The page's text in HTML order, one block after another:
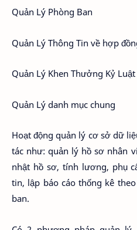
Quản Lý Phòng Ban
Quản Lý Thông Tin về hợp
Quản Lý Khen Thưởng Kỷ Luật
Quản Lý danh mục chung
Hoạt động quản lý cơ sở dữ
tác như: quản lý hồ sơ nhân
nhật hồ sơ, tính lương, phụ
tin, lập báo cáo thống kê
ban.